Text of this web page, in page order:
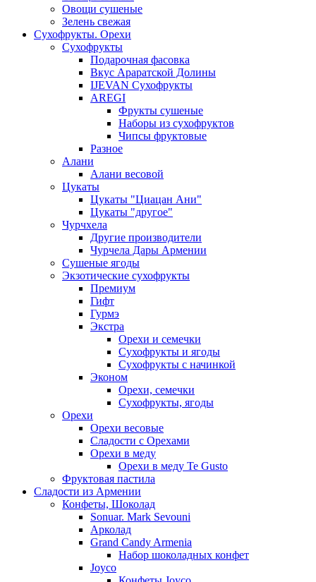
Овощи сушеные
Зелень свежая
Сухофрукты. Орехи
Сухофрукты
Подарочная фасовка
Вкус Араратской Долины
IJEVAN Сухофрукты
AREGI
Фрукты сушеные
Наборы из сухофруктов
Чипсы фруктовые
Разное
Алани
Алани весовой
Цукаты
Цукаты "Циацан Ани"
Цукаты "другое"
Чурчхела
Другие производители
Чурчела Дары Армении
Сушеные ягоды
Экзотические сухофрукты
Премиум
Гифт
Гурмэ
Экстра
Орехи и семечки
Сухофрукты и ягоды
Сухофрукты с начинкой
Эконом
Орехи, семечки
Сухофрукты, ягоды
Орехи
Орехи весовые
Сладости с Орехами
Орехи в меду
Орехи в меду Te Gusto
Фруктовая пастила
Сладости из Армении
Конфеты, Шоколад
Sonuar. Mark Sevouni
Арколад
Grand Candy Armenia
Набор шоколадных конфет
Joyco